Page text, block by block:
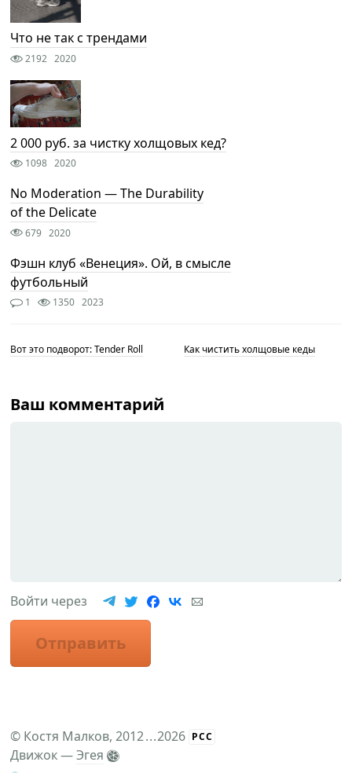
Что не так с трендами
2192 2020
2 000 руб. за чистку холщовых кед?
1098 2020
No Moderation — The Durability
of the Delicate
679 2020
Фэшн клуб «Венеция». Ой, в смысле
футбольный
1 1350 2023
Вот это подворот: Tender Roll Как чистить холщовые кеды
Ваш комментарий
Войти через
Отправить
© Костя Малков, 2012...2026 РСС
Движок —Эгея